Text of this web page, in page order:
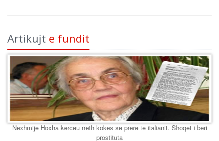
Artikujt e fundit
Nexhmije Hoxha kerceu rreth kokes se prere te italianit. Shoqet i beri
prostituta